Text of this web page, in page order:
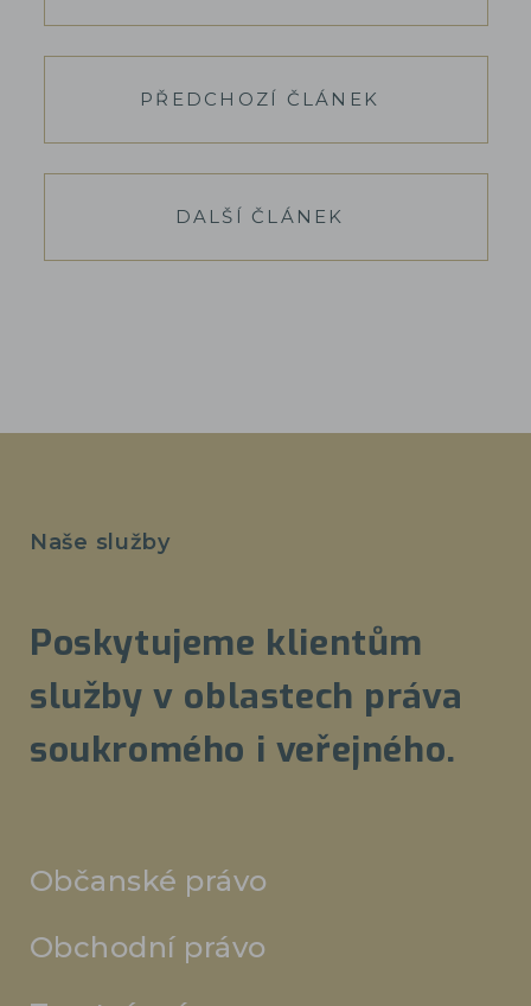
PŘEDCHOZÍ ČLÁNEK
DALŠÍ ČLÁNEK
Naše služby
Poskytujeme klientům
služby v oblastech práva
soukromého i veřejného.
Občanské právo
Obchodní právo